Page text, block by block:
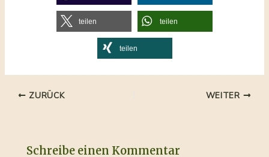
teilen teilen
teilen
Beitragsnavigation
ZURÜCK WEITER
Schreibe einen Kommentar